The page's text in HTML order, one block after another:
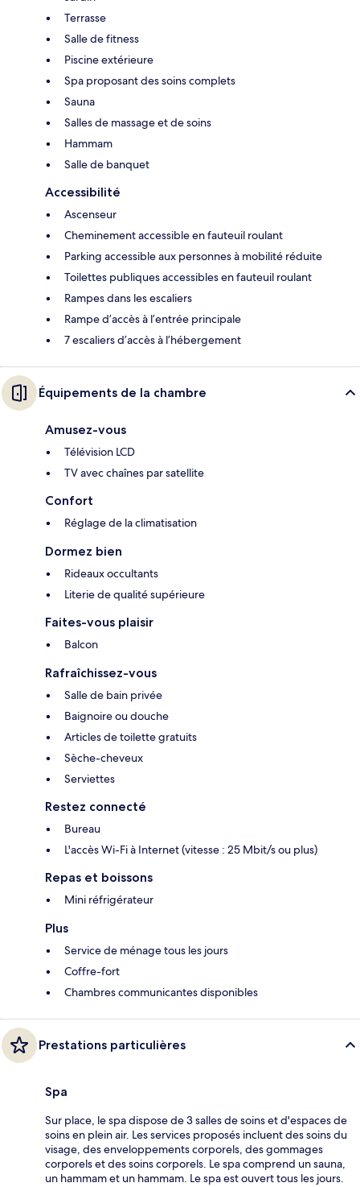
Terrasse
Salle de fitness
Piscine extérieure
Spa proposant des soins complets
Sauna
Salles de massage et de soins
Hammam
Salle de banquet
Accessibilité
Ascenseur
Cheminement accessible en fauteuil roulant
Parking accessible aux personnes à mobilité réduite
Toilettes publiques accessibles en fauteuil roulant
Rampes dans les escaliers
Rampe d’accès à l’entrée principale
7 escaliers d’accès à l’hébergement
Équipements de la chambre
Amusez-vous
Télévision LCD
TV avec chaînes par satellite
Confort
Réglage de la climatisation
Dormez bien
Rideaux occultants
Literie de qualité supérieure
Faites-vous plaisir
Balcon
Rafraîchissez-vous
Salle de bain privée
Baignoire ou douche
Articles de toilette gratuits
Sèche-cheveux
Serviettes
Restez connecté
Bureau
L'accès Wi-Fi à Internet (vitesse : 25 Mbit/s ou plus)
Repas et boissons
Mini réfrigérateur
Plus
Service de ménage tous les jours
Coffre-fort
Chambres communicantes disponibles
Prestations particulières
Spa
Sur place, le spa dispose de 3 salles de soins et d'espaces de
soins en plein air. Les services proposés incluent des soins du
visage, des enveloppements corporels, des gommages
corporels et des soins corporels. Le spa comprend un sauna,
un hammam et un hammam. Le spa est ouvert tous les jours.